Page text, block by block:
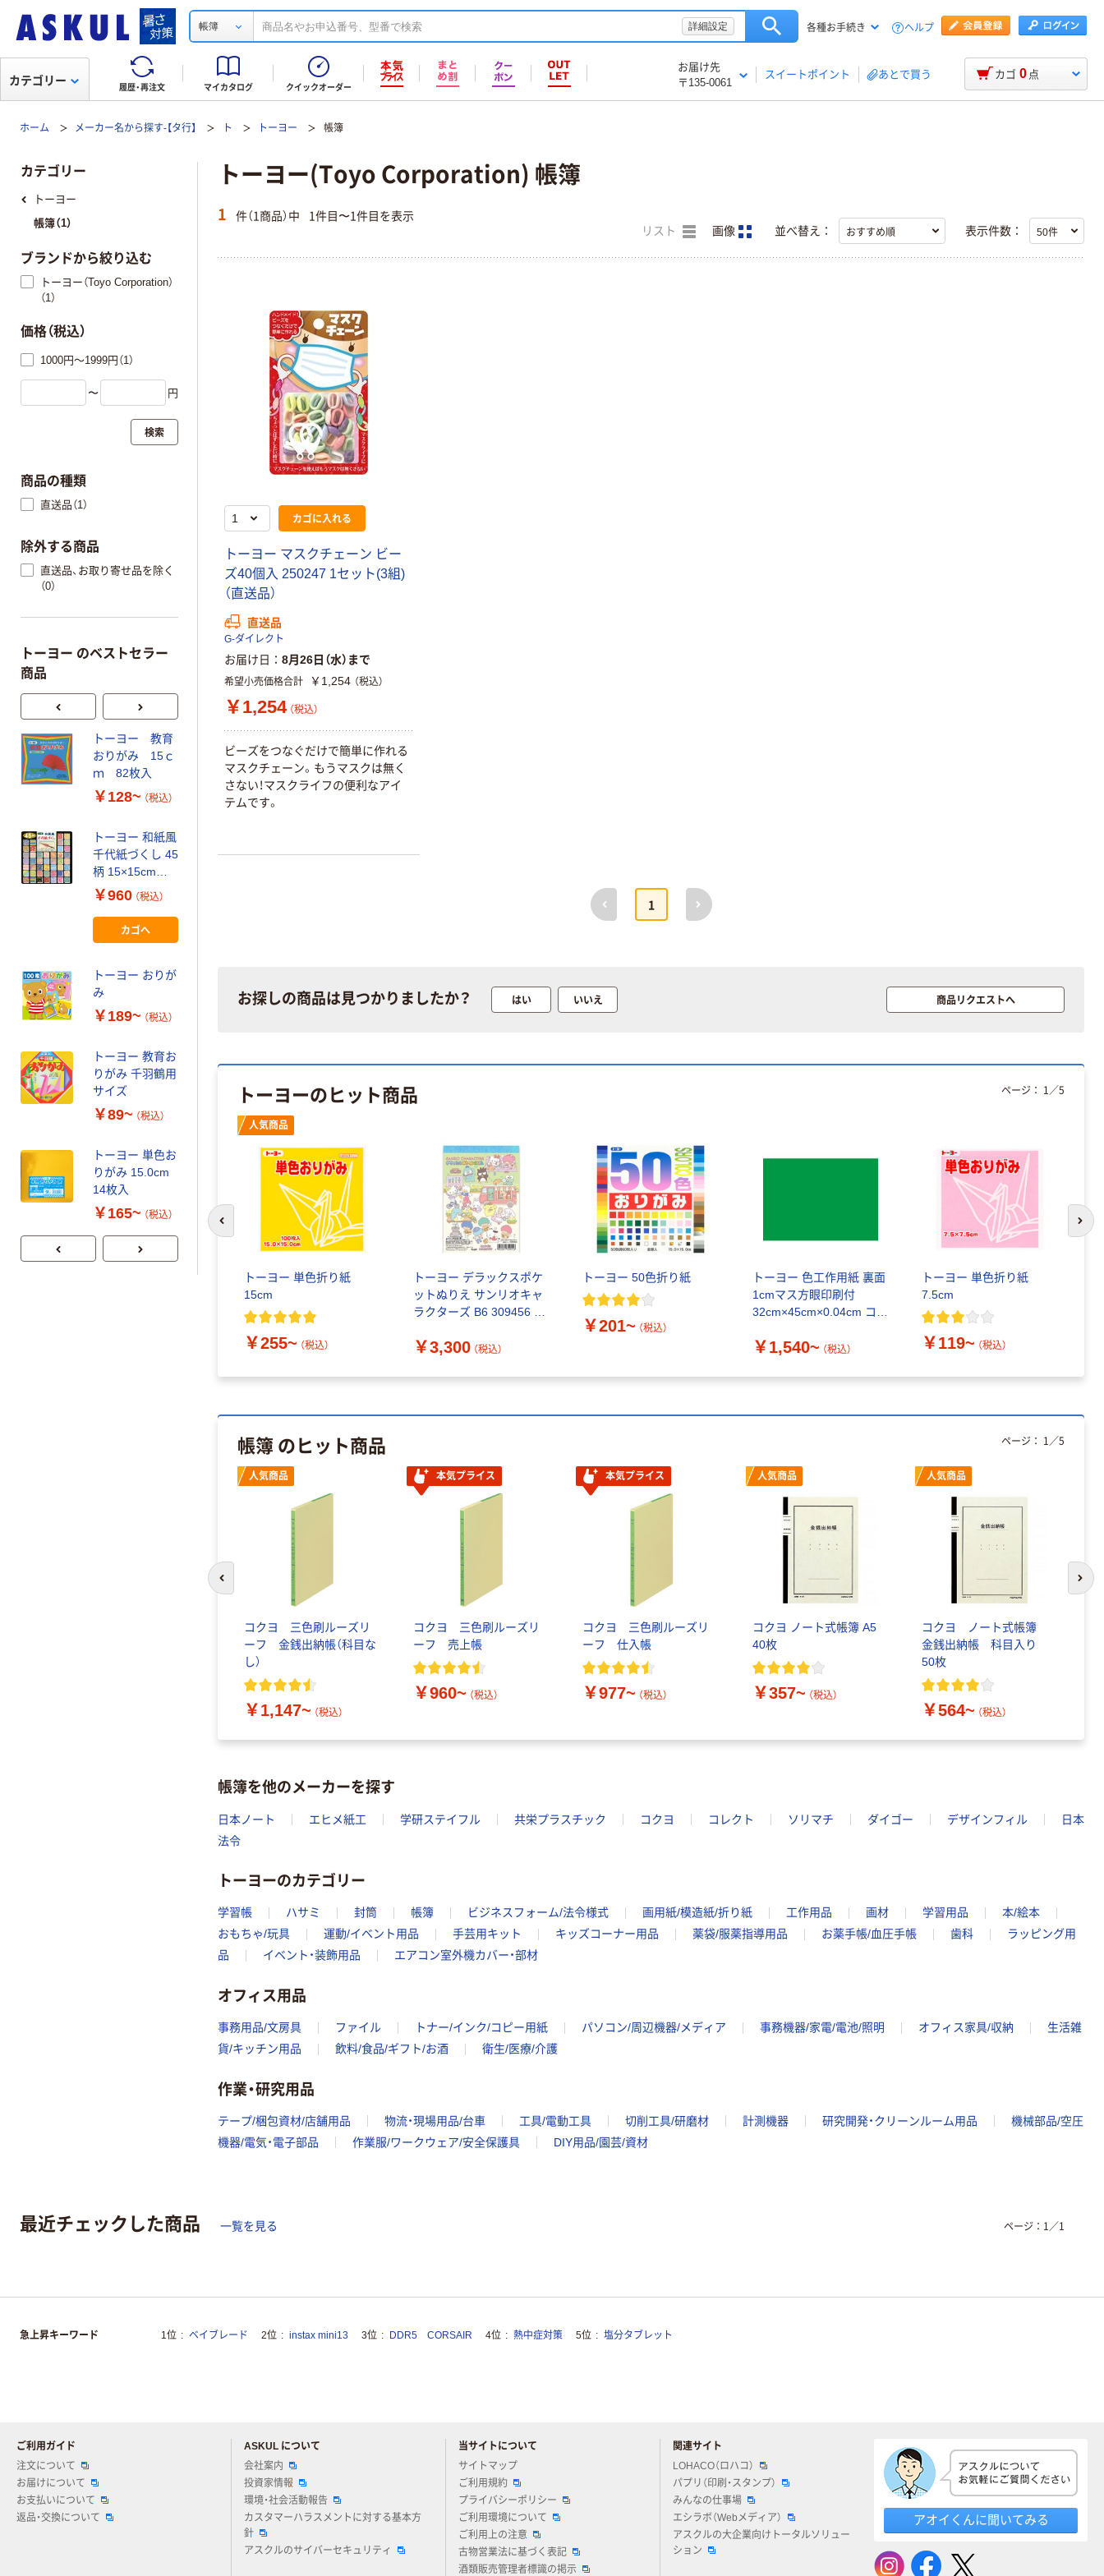
帳簿 詳細設定 各種お手続き ヘルプ
履歴・再注文 マイカタログ クイックオーダー
お届け先
〒135-0061
スイートポイント あとで買う
カテゴリー カゴ 0 点
ホーム メーカー名から探す-【タ行】 ト トーヨー 帳簿
トーヨー(Toyo Corporation) 帳簿
1 件（1商品）中 1件目〜1件目を表示
リスト 画像 並べ替え： 表示件数：
カゴに入れる
トーヨー マスクチェーン ビー
ズ40個入 250247 1セット(3組)
（直送品）
直送品
G-ダイレクト
お届け日 8月26日（水）まで
希望小売価格合計 ￥1,254 （税込）
￥1,254 （税込）
ビーズをつなぐだけで簡単に作れる
マスクチェーン。もうマスクは無く
さない！マスクライフの便利なアイ
テムです。
前へ
1
次へ
お探しの商品は見つかりましたか？ はい いいえ 商品リクエストへ
トーヨーのヒット商品
人気商品
トーヨー 単色折り紙
15cm
￥255~ （税込）
トーヨー デラックスポケ
ットぬりえ サンリオキャ
ラクターズ B6 309456 1
￥3,300 （税込）
トーヨー 50色折り紙
￥201~ （税込）
トーヨー 色工作用紙 裏面
1cmマス方眼印刷付
32cm×45cm×0.04cm コー
￥1,540~ （税込）
トーヨー 単色折り紙
7.5cm
￥119~ （税込）
ページ： 1 ／5
次
帳簿 のヒット商品
人気商品
コクヨ 三色刷ルーズリ
ーフ 金銭出納帳（科目な
し）
￥1,147~ （税込）
本気プライス
コクヨ 三色刷ルーズリ
ーフ 売上帳
￥960~ （税込）
本気プライス
コクヨ 三色刷ルーズリ
ーフ 仕入帳
￥977~ （税込）
人気商品
コクヨ ノート式帳簿 A5
40枚
￥357~ （税込）
人気商品
コクヨ ノート式帳簿
金銭出納帳 科目入り
50枚
￥564~ （税込）
ページ： 1 ／5
前のスライドへ 次
帳簿を他のメーカーを探す
日本ノート エヒメ紙工 学研ステイフル 共栄プラスチック コクヨ コレクト ソリマチ ダイゴー デザインフィル
日本
法令
トーヨーのカテゴリー
学習帳 ハサミ 封筒 帳簿 ビジネスフォーム/法令様式 画用紙/模造紙/折り紙 工作用品 画材 学習用品
本/絵本
おもちゃ/玩具
運動/イベント用品 手芸用キット キッズコーナー用品 薬袋/服薬指導用品 お薬手帳/血圧手帳 歯科
ラッピング用
品
イベント・装飾用品 エアコン室外機カバー・部材
オフィス用品
事務用品/文房具 ファイル トナー/インク/コピー用紙 パソコン/周辺機器/メディア 事務機器/家電/電池/照明 オフィス家具/収納
生活雑
貨/キッチン用品
飲料/食品/ギフト/お酒 衛生/医療/介護
作業・研究用品
テープ/梱包資材/店舗用品 物流・現場用品/台車 工具/電動工具 切削工具/研磨材 計測機器 研究開発・クリーンルーム用品
機械部品/空圧
機器/電気・電子部品
作業服/ワークウェア/安全保護具 DIY用品/園芸/資材
カテゴリー
トーヨー
帳簿（1）
ブランドから絞り込む
トーヨー（Toyo Corporation）
（1）
価格（税込）
1000円～1999円（1）
〜 円
検索
商品の種類
直送品（1）
除外する商品
直送品、お取り寄せ品を除く
（0）
トーヨー のベストセラー
商品
トーヨー 教育
おりがみ 15ｃ
ｍ 82枚入
￥128~ （税込）
トーヨー 和紙風
千代紙づくし 45
柄 15×15cm
018053 1冊
￥960 （税込）
カゴへ
トーヨー おりが
み
￥189~ （税込）
トーヨー 教育お
りがみ 千羽鶴用
サイズ
￥89~ （税込）
トーヨー 単色お
りがみ 15.0cm
14枚入
￥165~ （税込）
ーホイルおりが
み 15ｃｍ
￥153~
み
￥189~
トーヨー 単色お
りがみ 15.0cm
14枚入
￥165~ （税込）
最近チェックした商品 一覧を見る ページ： 1 ／1
急上昇キーワード 1位 ベイブレード 2位 instax mini13 3位 DDR5 CORSAIR 4位 熱中症対策 5位 塩分タブレット
ご利用ガイド
注文について
お届けについて
お支払いについて
返品・交換について
ASKUL について
会社案内
投資家情報
環境・社会活動報告
カスタマーハラスメントに対する基本方
針
アスクルのサイバーセキュリティ
当サイトについて
サイトマップ
ご利用規約
プライバシーポリシー
ご利用環境について
ご利用上の注意
古物営業法に基づく表記
酒類販売管理者標識の掲示
関連サイト
LOHACO（ロハコ）
パプリ（印刷・スタンプ）
みんなの仕事場
エシラボ（Webメディア）
アスクルの大企業向けトータルソリュー
ション
アオイくんに聞いてみる